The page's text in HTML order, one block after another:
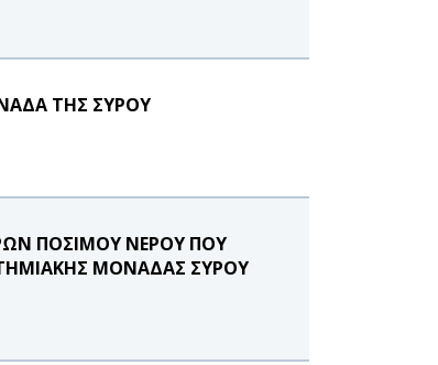
ΤΗΣ ΣΥΡΟΥ
ΠΟΣΙΜΟΥ ΝΕΡΟΥ ΠΟΥ
ΜΟΝΑΔΑΣ ΣΥΡΟΥ